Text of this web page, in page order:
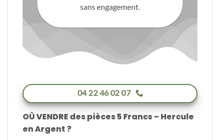
sans engagement.
04 22 46 02 07
OÙ VENDRE des pièces 5 Francs – Hercule
en Argent ?